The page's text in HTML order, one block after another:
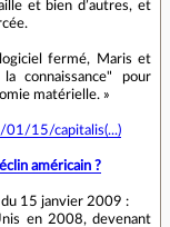
et bien d’autres, et
fermé, Maris et
connaissance" pour
matérielle. »
15/capitalis(...)
américain ?
15 janvier 2009 :
en 2008, devenant